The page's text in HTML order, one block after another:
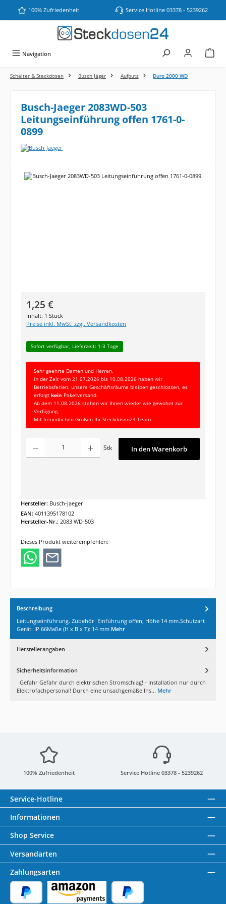
Zum Hauptinhalt springen
100% Zufriedenheit Service Hotline 03378 - 5239262
Navigation
Schalter & Steckdosen Busch Jäger Aufputz Duro 2000 WD
Busch-Jaeger 2083WD-503
Leitungseinführung offen 1761-0-
0899
Bildergalerie überspringen
Regulärer Preis:
1,25 €
Inhalt: 1 Stück
Preise inkl. MwSt. zzgl. Versandkosten
Sofort verfügbar, Lieferzeit: 1-3 Tage
Sehr geehrte Damen und Herren,
in der Zeit vom 21.07.2026 bis 10.08.2026 haben wir
Betriebsferien, unsere Geschäftsräume bleiben geschlossen, es
erfolgtkein Paketversand.
Ab dem 11.08.2026 stehen wir Ihnen wieder wie gewohnt zur
Verfügung.
Mit freundlichen Grüßen Ihr Steckdosen24-Team
Produkt Anzahl: Gib den gewünschten Wert ein oder benutze die
Stk In den Warenkorb
Hersteller: Busch-Jaeger
EAN: 4011395178102
Hersteller-Nr.: 2083 WD-503
Dieses Produkt weiterempfehlen:
Beschreibung
Leitungseinführung. Zubehör Einführung offen, Höhe 14 mm.Schutzart
Gerät: IP 66Maße (H x B x T): 14 mm Mehr
Herstellerangaben
Sicherheitsinformation
Gefahr Gefahr durch elektrischen Stromschlag! - Installation nur durch
Elektrofachpersonal! Durch eine unsachgemäße Ins... Mehr
100% Zufriedenheit Service Hotline 03378 - 5239262
Service-Hotline
Informationen
Shop Service
Versandarten
Zahlungsarten